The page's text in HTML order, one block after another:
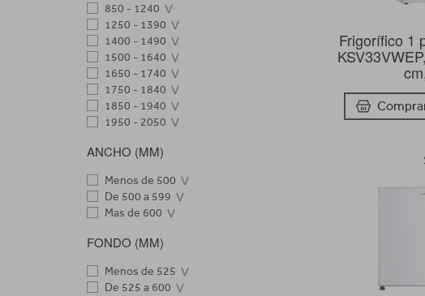
850 - 1240
1250 - 1390
1400 - 1490
1500 - 1640
1650 - 1740
1750 - 1840
1850 - 1940
1950 - 2050
ANCHO (MM)
Menos de 500
De 500 a 599
Mas de 600
FONDO (MM)
Menos de 525
De 525 a 600
Frigorífico 1